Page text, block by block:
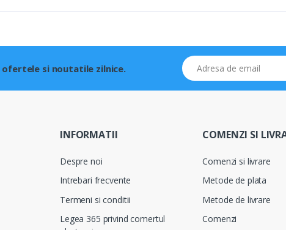
ofertele si noutatile zilnice.
Adresa de email
INFORMATII
Despre noi
Intrebari frecvente
Termeni si conditii
Legea 365 privind comertul
COMENZI SI
Comenzi si livrare
Metode de plata
Metode de livrare
Comenzi